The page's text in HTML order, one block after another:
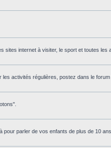
sites internet à visiter, le sport et toutes les
activités régulières, postez dans le forum
pour parler de vos enfants de plus de 10